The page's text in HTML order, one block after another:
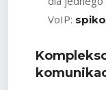
VoIP: